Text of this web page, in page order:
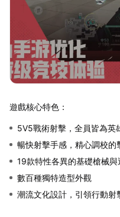
遊戲核心特色：
5V5戰術射擊，全員皆為英
暢快射擊手感，精心調校的
19款特性各異的基礎槍械與
數百種獨特造型外觀
潮流文化設計，引領行動射